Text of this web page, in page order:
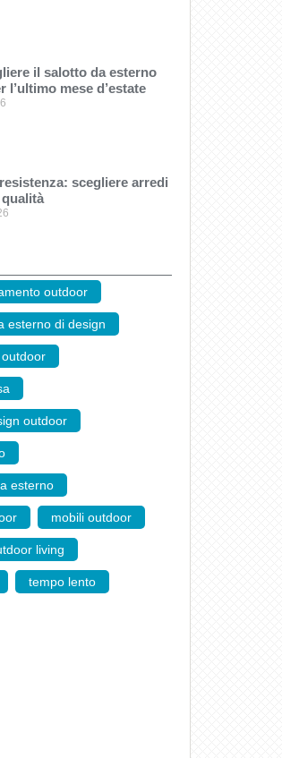
il salotto da esterno
l’ultimo mese d’estate
scegliere arredi
outdoor
esterno di design
outdoor
esterno
mobili outdoor
living
tempo lento